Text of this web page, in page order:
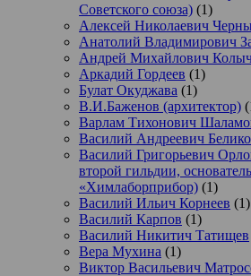
Советского союза) (1)
Алексей Николаевич
Анатолий Владимирович
Андрей Михайлович
Аркадий Гордеев (1)
Булат Окуджава (1)
В.И.Баженов (архитектор)
Варлам Тихонович
Василий Андреевич
Василий Григорьевич
второй гильдии,
«Химлаборприбор) (1)
Василий Ильич Корнеев (1)
Василий Карпов (1)
Василий Никитич Татищев
Вера Мухина (1)
Виктор Васильевич